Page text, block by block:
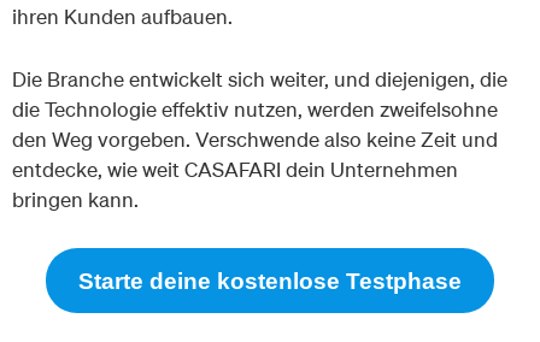
ihren Kunden aufbauen.
Die Branche entwickelt sich weiter, und diejenigen, die
die Technologie effektiv nutzen, werden zweifelsohne
den Weg vorgeben. Verschwende also keine Zeit und
entdecke, wie weit CASAFARI dein Unternehmen
bringen kann.
Starte deine kostenlose Testphase